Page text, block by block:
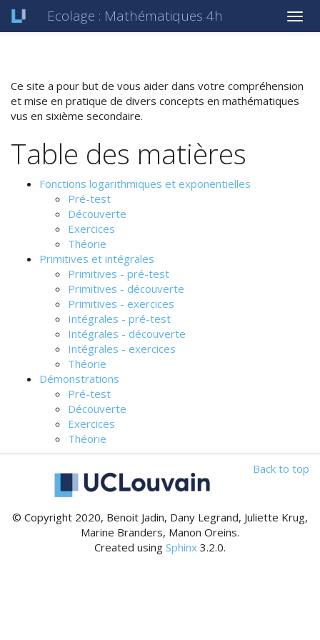
Ecolage : Mathématiques 4h
Ce site a pour but de vous aider dans votre compréhension
et mise en pratique de divers concepts en mathématiques
vus en sixième secondaire.
Table des matières
Fonctions logarithmiques et exponentielles
Pré-test
Découverte
Exercices
Théorie
Primitives et intégrales
Primitives - pré-test
Primitives - découverte
Primitives - exercices
Intégrales - pré-test
Intégrales - découverte
Intégrales - exercices
Théorie
Démonstrations
Pré-test
Découverte
Exercices
Théorie
Back to top
© Copyright 2020, Benoit Jadin, Dany Legrand, Juliette Krug,
Marine Branders, Manon Oreins.
Created using Sphinx 3.2.0.
Rappels Math 4 Log in